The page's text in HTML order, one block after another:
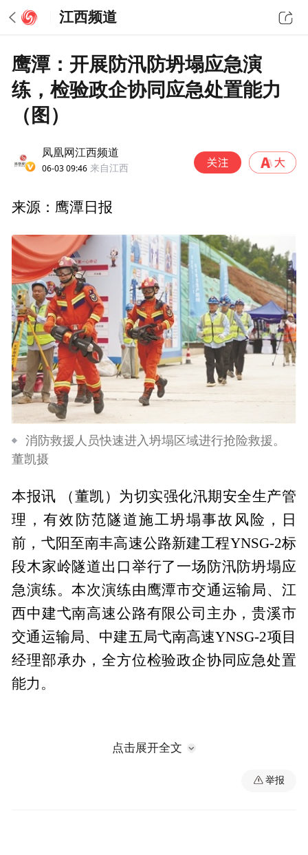
江西频道
鹰潭：开展防汛防坍塌应急演
练，检验政企协同应急处置能力
（图）
凤凰网江西频道
06-03 09:46 来自江西
来源：鹰潭日报
消防救援人员快速进入坍塌区域进行抢险救援。
董凯摄
本报讯 （董凯）为切实强化汛期安全生产管
理，有效防范隧道施工坍塌事故风险，日
前，弋阳至南丰高速公路新建工程YNSG-2标
段木家岭隧道出口举行了一场防汛防坍塌应
急演练。本次演练由鹰潭市交通运输局、江
西中建弋南高速公路有限公司主办，贵溪市
交通运输局、中建五局弋南高速YNSG-2项目
经理部承办，全方位检验政企协同应急处置
能力。
点击展开全文
举报